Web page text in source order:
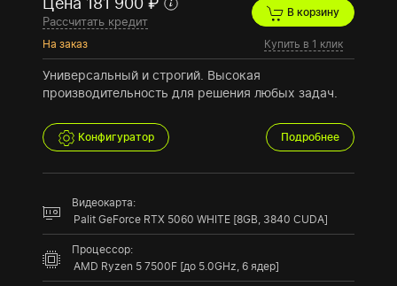
Рассчитать кредит
На заказ
В корзину
Купить в 1 клик
Универсальный и строгий. Высокая
производительность для решения любых задач.
Конфигуратор Подробнее
Видеокарта:
Palit GeForce RTX 5060 WHITE [8GB, 3840 CUDA]
Процессор:
AMD Ryzen 5 7500F [до 5.0GHz, 6 ядер]